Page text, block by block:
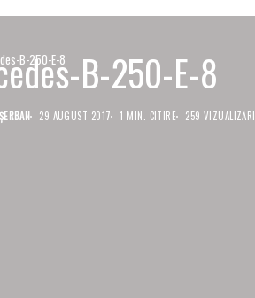
B-250-E-8 B-250-E-8
29 AUGUST 2017 1 MIN. CITIRE 259 VIZUALIZĂRI